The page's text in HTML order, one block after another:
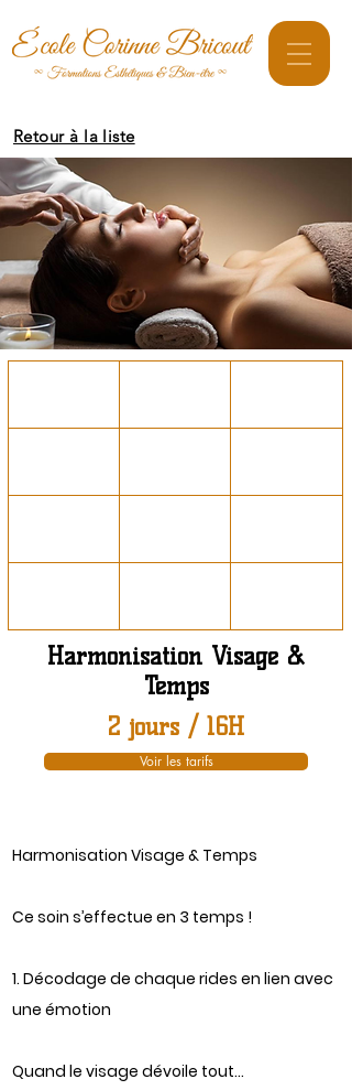
Retour à la liste
Harmonisation Visage &
Temps
2 jours / 16H
Voir les tarifs
Harmonisation Visage & Temps
Ce soin s’effectue en 3 temps !
1. Décodage de chaque rides en lien avec
une émotion
Quand le visage dévoile tout...